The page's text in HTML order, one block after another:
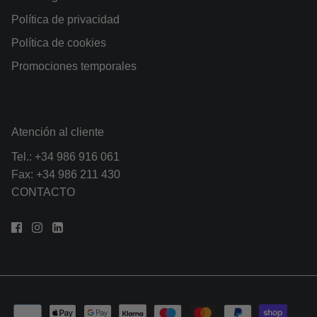
Política de privacidad
Política de cookies
Promociones temporales
Atención al cliente
Tel.: +34 986 916 061
Fax: +34 986 211 430
CONTACTO